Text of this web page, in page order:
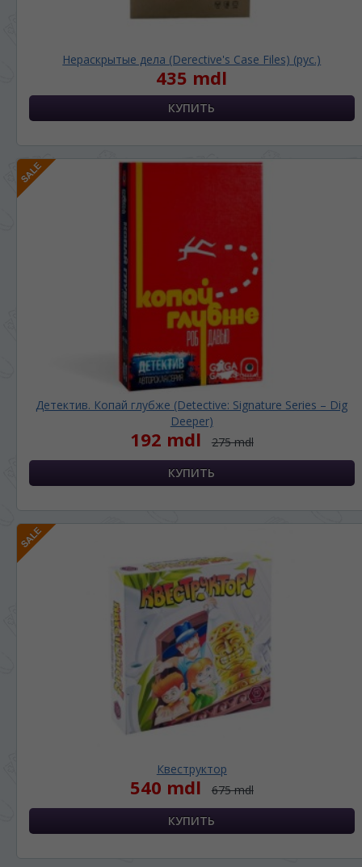
Нераскрытые дела (Derective's Case Files) (рус.)
435 mdl
Детектив. Копай глубже (Detective: Signature Series – Dig
Deeper)
192 mdl 275 mdl
Квеструктор
540 mdl 675 mdl